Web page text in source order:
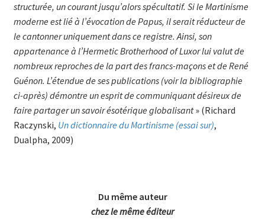
structurée, un courant jusqu’alors spécultatif. Si le Martinisme
moderne est lié à l’évocation de Papus, il serait réducteur de
le cantonner uniquement dans ce registre. Ainsi, son
appartenance à l’Hermetic Brotherhood of Luxor lui valut de
nombreux reproches de la part des francs-maçons et de René
Guénon. L’éten­due de ses publications (voir la bibliographie
ci-après) démontre un esprit de communiquant désireux de
faire partager un savoir ésotérique globalisant» (Richard
Raczynski, Un dictionnaire du Marti­nis­me (essai sur),
Dualpha, 2009)
Du même auteur
chez le même éditeur